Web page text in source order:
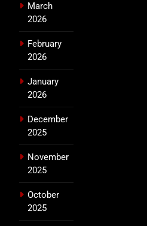
March
2026
February
2026
January
2026
December
2025
November
2025
October
2025